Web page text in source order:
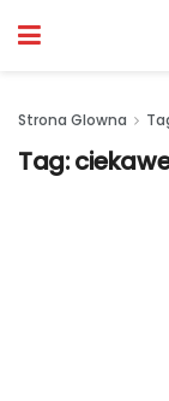
Strona Glowna
Tag: